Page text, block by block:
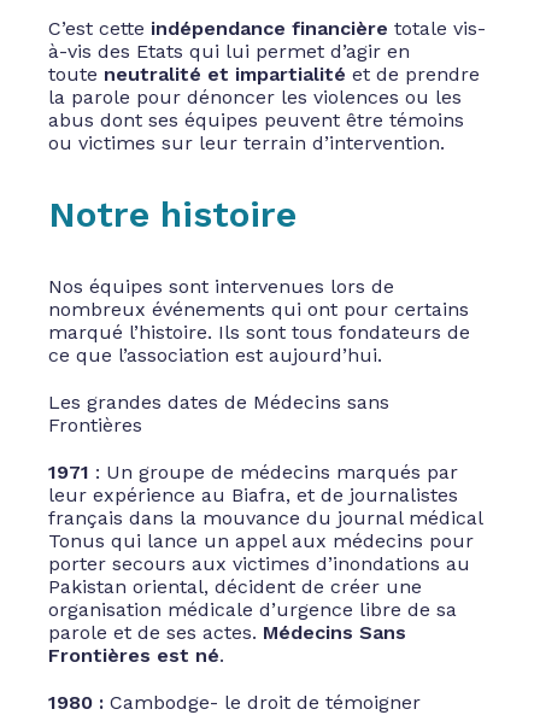
C’est cette indépendance financière totale vis-
à-vis des Etats qui lui permet d’agir en
toute neutralité et impartialité et de prendre
la parole pour dénoncer les violences ou les
abus dont ses équipes peuvent être témoins
ou victimes sur leur terrain d’intervention.
Notre histoire
Nos équipes sont intervenues lors de
nombreux événements qui ont pour certains
marqué l’histoire. Ils sont tous fondateurs de
ce que l’association est aujourd’hui.
Les grandes dates de Médecins sans
Frontières
1971 : Un groupe de médecins marqués par
leur expérience au Biafra, et de journalistes
français dans la mouvance du journal médical
Tonus qui lance un appel aux médecins pour
porter secours aux victimes d’inondations au
Pakistan oriental, décident de créer une
organisation médicale d’urgence libre de sa
parole et de ses actes. Médecins Sans
Frontières est né.
1980 : Cambodge- le droit de témoigner